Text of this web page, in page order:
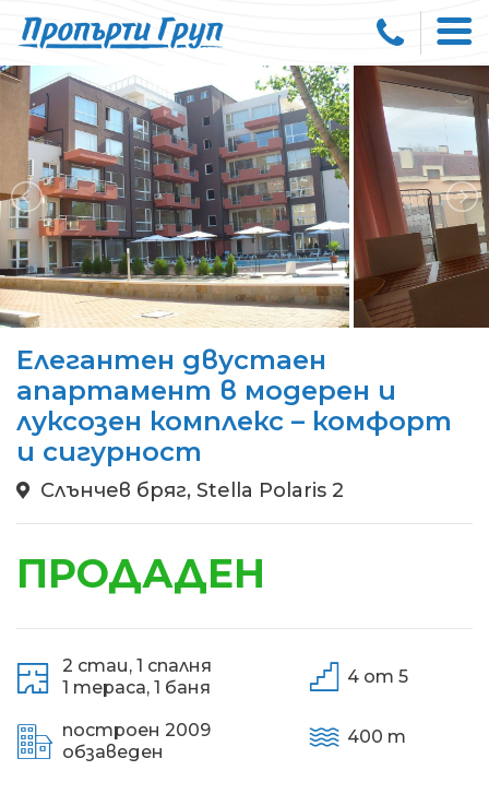
Елегантен двустаен
апартамент в модерен и
луксозен комплекс – комфорт
и сигурност
Слънчев бряг, Stella Polaris 2
ПРОДАДЕН
2 стаи, 1 спалня
1 тераса, 1 баня
построен 2009
обзаведен
4 от 5
400 m